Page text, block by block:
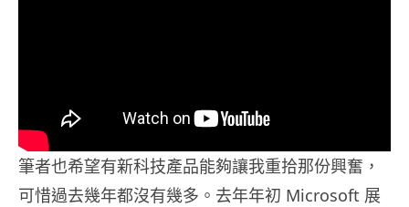
筆者也希望有新科技產品能夠讓我重拾那份興奮，
可惜過去幾年都沒有幾多。去年年初 Microsoft 展